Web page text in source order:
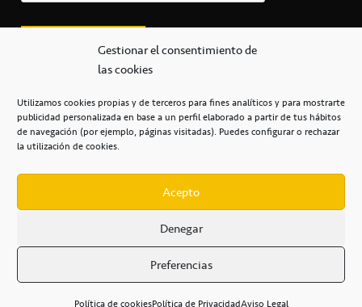
Gestionar el consentimiento de
las cookies
Utilizamos cookies propias y de terceros para fines analíticos y para mostrarte
publicidad personalizada en base a un perfil elaborado a partir de tus hábitos
de navegación (por ejemplo, páginas visitadas). Puedes configurar o rechazar
la utilización de cookies.
Acepto
Denegar
Preferencias
Política de cookiesPolítica de PrivacidadAviso Legal
secretaria@cbcanarias.es
+34 922 253 684
Casa del Deporte / 38108 – La Laguna
POLÍTICA DE PRIVACIDAD / POLÍTICA DE COOKIES /
AVISO LEGAL / CONDICIONES